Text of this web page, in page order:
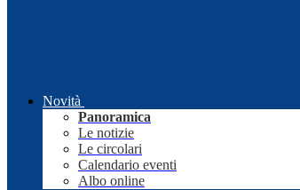
Novità
Panoramica
Le notizie
Le circolari
Calendario eventi
Albo online